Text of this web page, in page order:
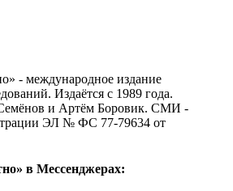
- международное издание
Издаётся с 1989 года.
и Артём Боровик. CМИ -
ЭЛ № ФС 77-79634 от
в Мессенджерах: